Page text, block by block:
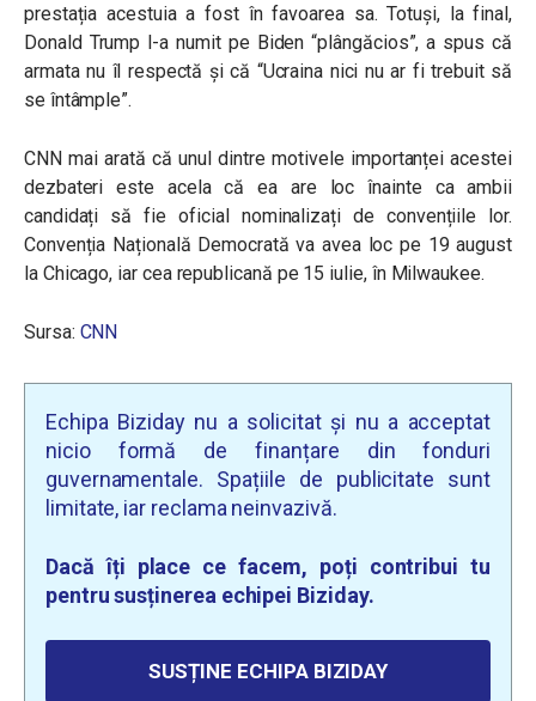
prestația acestuia a fost în favoarea sa. Totuși, la final,
Donald Trump l-a numit pe Biden “plângăcios”, a spus că
armata nu îl respectă și că “Ucraina nici nu ar fi trebuit să
se întâmple”.
CNN mai arată că unul dintre motivele importanței acestei
dezbateri este acela că ea are loc înainte ca ambii
candidați să fie oficial nominalizați de convențiile lor.
Convenția Națională Democrată va avea loc pe 19 august
la Chicago, iar cea republicană pe 15 iulie, în Milwaukee.
Sursa: CNN
Echipa Biziday nu a solicitat și nu a acceptat
nicio formă de finanțare din fonduri
guvernamentale. Spațiile de publicitate sunt
limitate, iar reclama neinvazivă.
Dacă îți place ce facem, poți contribui tu
pentru susținerea echipei Biziday.
SUSȚINE ECHIPA BIZIDAY